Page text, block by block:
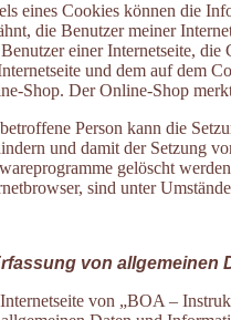
eines Cookies können die
die Benutzer meiner
einer Internetseite, die
und dem auf dem
Shop. Der Online-Shop
Person kann die
und damit der Setzung
gelöscht
sind unter
von allgemeinen
von „BOA –